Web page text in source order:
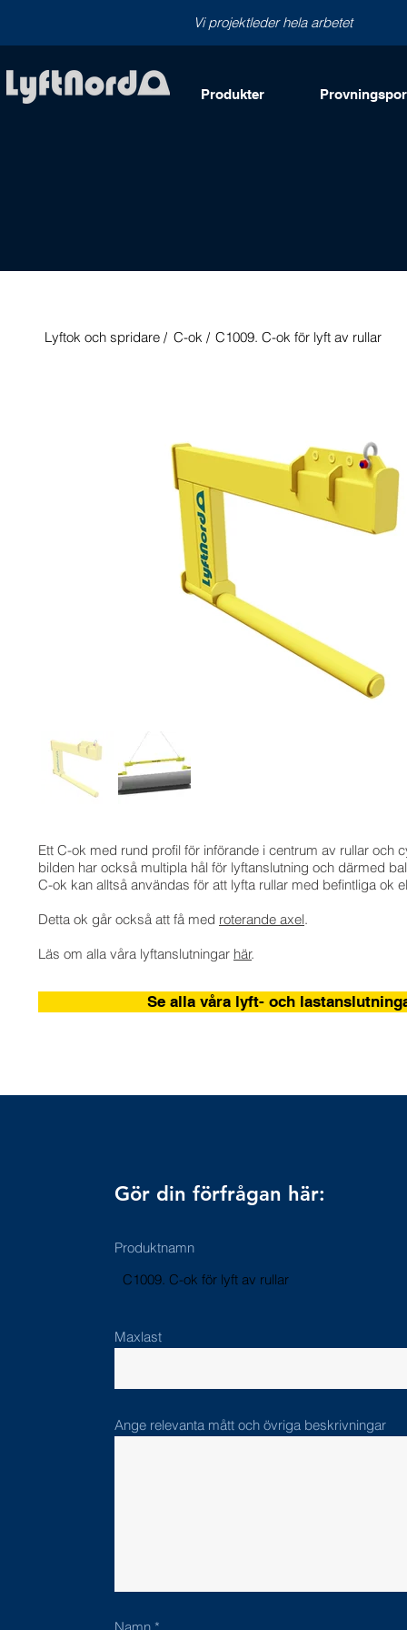
Vi projektleder hela arbetet
Produkter
Lyftok och spridare / C-ok / C1009. C-ok för lyft av rullar
Ett C-ok med rund profil för införande i centrum av rullar och
bilden har också multipla hål för lyftanslutning och därmed
C-ok kan alltså användas för att lyfta rullar med befintliga ok
Detta ok går också att få med roterande axel.
Läs om alla våra lyftanslutningar här.
Se alla våra lyft- och
Gör din förfrågan här:
Produktnamn
C1009. C-ok för lyft av rullar
Maxlast
Ange relevanta mått och övriga beskrivningar